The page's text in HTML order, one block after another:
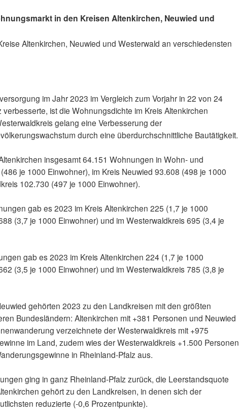
in den Kreisen Altenkirchen, Neuwied und
Altenkirchen, Neuwied und Westerwald an verschiedensten
im Jahr 2023 im Vergleich zum Vorjahr in 22 von 24
ist die Wohnungsdichte im Kreis Altenkirchen
gelang eine Verbesserung der
durch eine überdurchschnittliche Bautätigkeit.
insgesamt 64.151 Wohnungen in Wohn- und
je 1000 Einwohner), im Kreis Neuwied 93.608 (498 je 1000
102.730 (497 je 1000 Einwohner).
gab es 2023 im Kreis Altenkirchen 225 (1,7 je 1000
(3,7 je 1000 Einwohner) und im Westerwaldkreis 695 (3,4 je
gab es 2023 im Kreis Altenkirchen 224 (1,7 je 1000
(3,5 je 1000 Einwohner) und im Westerwaldkreis 785 (3,8 je
gehörten 2023 zu den Landkreisen mit den größten
Bundesländern: Altenkirchen mit +381 Personen und Neuwied
verzeichnete der Westerwaldkreis mit +975
im Land, zudem wies der Westerwaldkreis +1.500 Personen
in Rheinland-Pfalz aus.
ging in ganz Rheinland-Pfalz zurück, die Leerstandsquote
gehört zu den Landkreisen, in denen sich der
reduzierte (-0,6 Prozentpunkte).